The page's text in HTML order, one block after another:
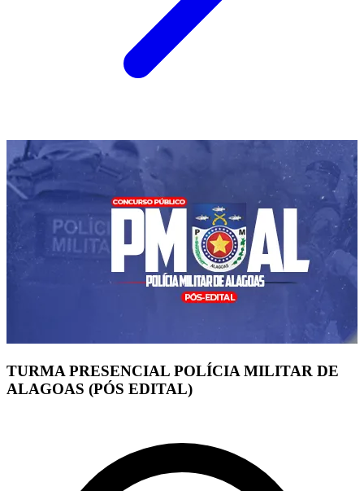
TURMA PRESENCIAL POLÍCIA MILITAR DE
ALAGOAS (PÓS EDITAL)